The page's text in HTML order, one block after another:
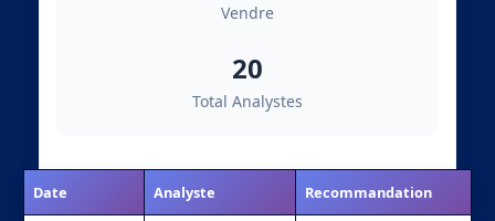
Vendre
20
Total Analystes
Date Analyste Recommandation